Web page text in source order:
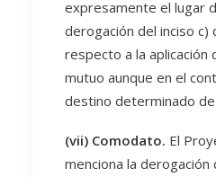
expresamente el lugar
derogación del inciso c)
respecto a la aplicación
mutuo aunque en el
destino determinado
(vii) Comodato. El
menciona la derogación